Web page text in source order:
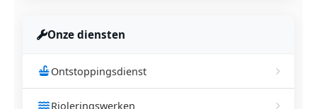
Onze diensten
Ontstoppingsdienst
Rioleringswerken